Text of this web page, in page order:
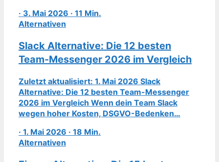
· 3. Mai 2026 · 11 Min.
Alternativen
Slack Alternative: Die 12 besten
Team-Messenger 2026 im Vergleich
Zuletzt aktualisiert: 1. Mai 2026 Slack
Alternative: Die 12 besten Team-Messenger
2026 im Vergleich Wenn dein Team Slack
wegen hoher Kosten, DSGVO-Bedenken…
· 1. Mai 2026 · 18 Min.
Alternativen